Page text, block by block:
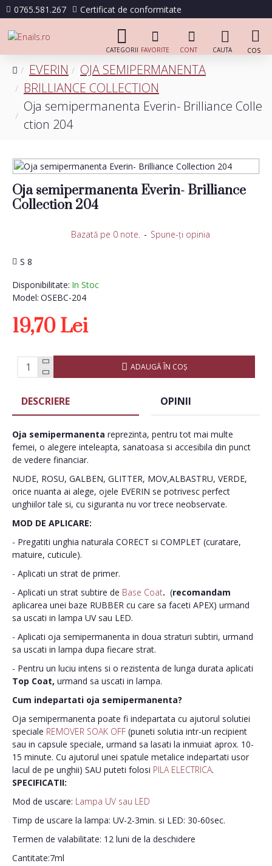
0765.581.267 Certificat de conformitate
EVERIN
OJA SEMIPERMANENTA
BRILLIANCE COLLECTION
Oja semipermanenta Everin- Brilliance Colle
ction 204
Oja semipermanenta Everin- Brilliance
Collection 204
Disponibilitate: In Stoc
Model: OSEBC-204
S 8
Bazată pe 0 note. - Spune-ţi opinia
19,70 Lei
ADAUGĂ ÎN COŞ
DESCRIERE OPINII
Oja semipermanenta reprezinta, pentru tot mai multe
femei, o alegere inteleapta, sanatoasa si accesibila din punct
de vedere financiar.
NUDE, ROSU, GALBEN, GLITTER, MOV,ALBASTRU, VERDE,
orice nuanta ai alege, ojele EVERIN se potrivesc perfect
unghiilor tale si, cu siguranta nu vor trece neobservate.
MOD DE APLICARE:
- Pregatiti unghia naturala CORECT si COMPLET (curatare,
matuire, cuticule).
- Aplicati un strat de primer.
- Aplicati un strat subtire de Base Coat. (recomandam
aplicarea unei baze RUBBER cu care sa faceti APEX) urmand
sa uscati in lampa UV sau LED.
- Aplicati oja semipermanenta in doua straturi subtiri, urmand
sa uscati in lampa dupa fiecare strat.
- Pentru un luciu intens si o rezistenta de lunga durata aplicati
Top Coat, urmand sa uscati in lampa.
Cum indepartati oja semipermanenta?
Oja semipermanenta poate fi indepartata cu ajutorul solutiei
speciale REMOVER SOAK OFF (puneti solutia intr-un recipient
sau in capsule speciale, urmand sa lasati la inmuiat aprox. 10-
15 minute. Cu ajutorul unei spatule metalice indepartati usor
lacul de pe unghii) SAU puteti folosi PILA ELECTRICA.
SPECIFICATII:
Mod de uscare: Lampa UV sau LED
Timp de uscare la lampa: UV-2-3min. si LED: 30-60sec.
Termen de valabilitate: 12 luni de la deschidere
Cantitate:7ml